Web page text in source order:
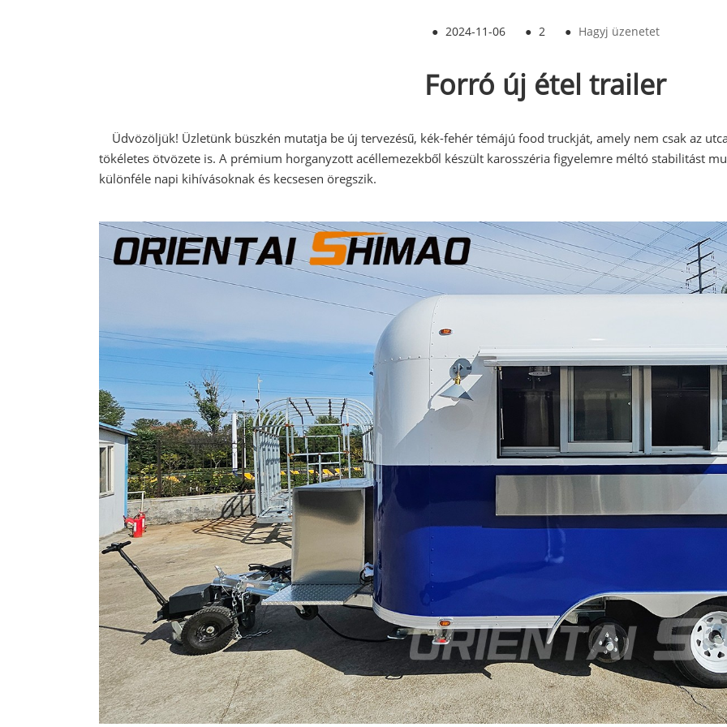
● 2024-11-06 ● 2 ● Hagyj üzenetet
Forró új étel trailer
Üdvözöljük! Üzletünk büszkén mutatja be új tervezésű, kék-fehér témájú food truckját, amely nem csak az
tökéletes ötvözete is. A prémium horganyzott acéllemezekből készült karosszéria figyelemre méltó stabilitást
különféle napi kihívásoknak és kecsesen öregszik.